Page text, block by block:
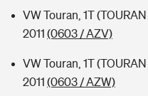
VW Touran, 1T
2011 (0603 / AZV)
VW Touran, 1T
2011 (0603 / AZW)